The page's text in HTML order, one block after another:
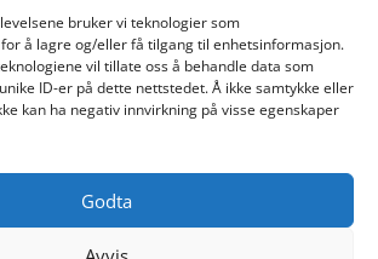
bruker vi teknologier som
å lagre og/eller få tilgang til enhetsinformasjon.
vil tillate oss å behandle data som
ID-er på dette nettstedet. Å ikke samtykke eller
kan ha negativ innvirkning på visse egenskaper
Godta
81 519
915 859 313